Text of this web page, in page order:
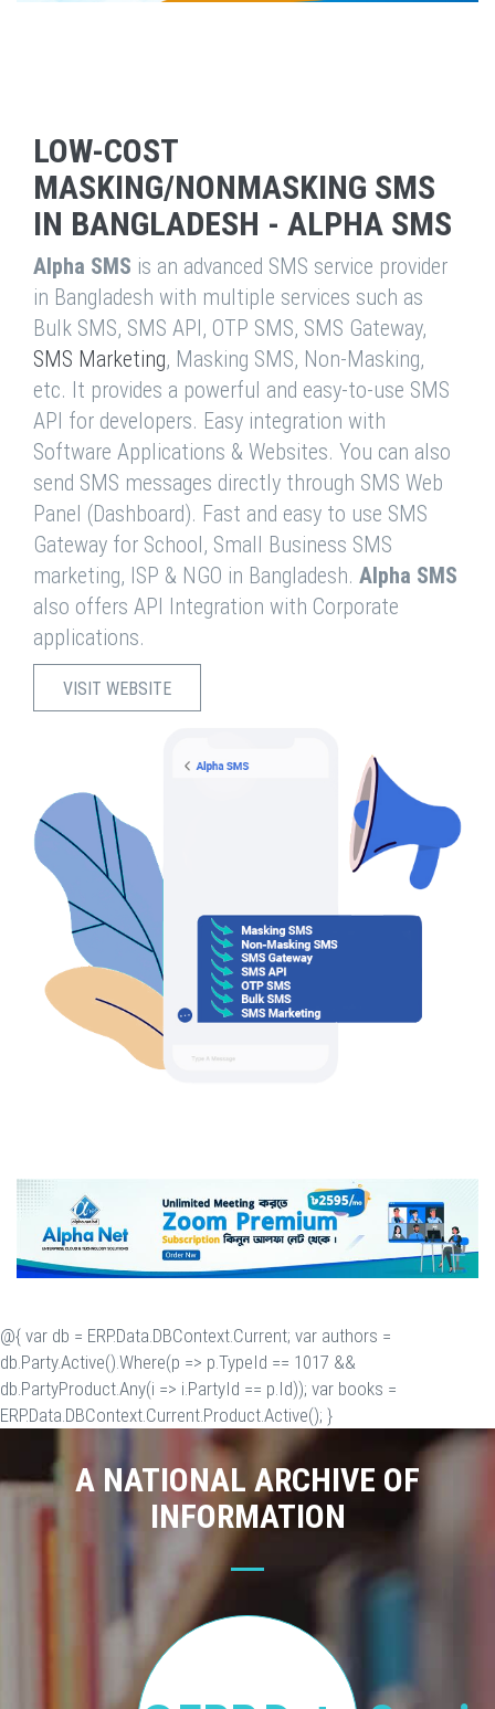
LOW-COST
MASKING/NONMASKING SMS
IN BANGLADESH - ALPHA SMS
Alpha SMS is an advanced SMS service provider
in Bangladesh with multiple services such as
Bulk SMS, SMS API, OTP SMS, SMS Gateway,
SMS Marketing, Masking SMS, Non-Masking,
etc. It provides a powerful and easy-to-use SMS
API for developers. Easy integration with
Software Applications & Websites. You can also
send SMS messages directly through SMS Web
Panel (Dashboard). Fast and easy to use SMS
Gateway for School, Small Business SMS
marketing, ISP & NGO in Bangladesh. Alpha SMS
also offers API Integration with Corporate
applications.
VISIT WEBSITE
@{ var db = ERP.Data.DBContext.Current; var authors =
db.Party.Active().Where(p => p.TypeId == 1017 &&
db.PartyProduct.Any(i => i.PartyId == p.Id)); var books =
ERP.Data.DBContext.Current.Product.Active(); }
A NATIONAL ARCHIVE OF
INFORMATION